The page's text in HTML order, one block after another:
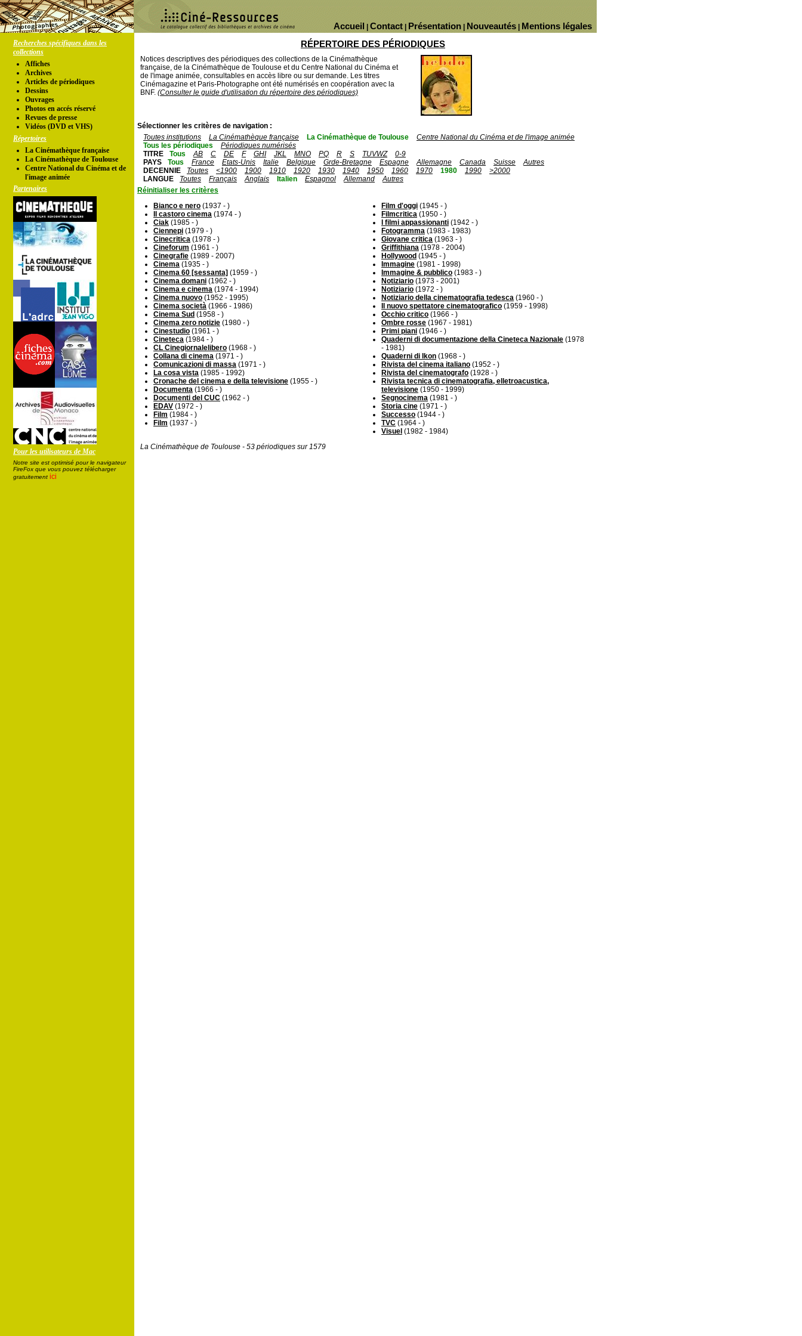
Mentions légales
Nouveautés
Présentation
Contact
Accueil
Recherches spécifiques dans les
collections
Affiches
Archives
Articles de périodiques
Dessins
Ouvrages
Photos en accés réservé
Revues de presse
Vidéos (DVD et VHS)
Répertoires
La Cinémathèque française
La Cinémathèque de Toulouse
Centre National du Cinéma et de
l'image animée
Partenaires
Pour les utilisateurs de Mac
Notre site est optimisé pour le navigateur
FireFox que vous pouvez télécharger
gratuitement ici
RÉPERTOIRE DES PÉRIODIQUES
Notices descriptives des périodiques des collections de la Cinémathèque
française, de la Cinémathèque de Toulouse et du Centre National du Cinéma et
de l'image animée, consultables en accès libre ou sur demande. Les titres
Cinémagazine et Paris-Photographe ont été numérisés en coopération avec la
BNF. (Consulter le guide d'utilisation du répertoire des périodiques)
Sélectionner les critères de navigation :
Toutes institutions
La Cinémathèque française La Cinémathèque de Toulouse
Centre National du Cinéma et de l'image animée
Tous les périodiques
Périodiques numérisés
TITRE
Tous AB C DE F GHI JKL MNO PQ R S TUVWZ
0-9
PAYS
Tous France Etats-Unis Italie Belgique Grde-Bretagne Espagne Allemagne Canada Suisse
Autres
DECENNIE
Toutes <1900 1900 1910 1920 1930 1940 1950 1960 1970 1980 1990
>2000
LANGUE
Toutes Français Anglais Italien Espagnol Allemand
Autres
Réinitialiser les critères
Bianco e nero (1937 - )
Il castoro cinema (1974 - )
Ciak (1985 - )
Ciennepi (1979 - )
Cinecritica (1978 - )
Cineforum (1961 - )
Cinegrafie (1989 - 2007)
Cinema (1935 - )
Cinema 60 [sessanta] (1959 - )
Cinema domani (1962 - )
Cinema e cinema (1974 - 1994)
Cinema nuovo (1952 - 1995)
Cinema società (1966 - 1986)
Cinema Sud (1958 - )
Cinema zero notizie (1980 - )
Cinestudio (1961 - )
Cineteca (1984 - )
CL Cinegiornalelibero (1968 - )
Collana di cinema (1971 - )
Comunicazioni di massa (1971 - )
La cosa vista (1985 - 1992)
Cronache del cinema e della televisione (1955 - )
Documenta (1966 - )
Documenti del CUC (1962 - )
EDAV (1972 - )
Film (1984 - )
Film (1937 - )
Film d'oggi (1945 - )
Filmcritica (1950 - )
I filmi appassionanti (1942 - )
Fotogramma (1983 - 1983)
Giovane critica (1963 - )
Griffithiana (1978 - 2004)
Hollywood (1945 - )
Immagine (1981 - 1998)
Immagine & pubblico (1983 - )
Notiziario (1973 - 2001)
Notiziario (1972 - )
Notiziario della cinematografia tedesca (1960 - )
Il nuovo spettatore cinematografico (1959 - 1998)
Occhio critico (1966 - )
Ombre rosse (1967 - 1981)
Primi piani (1946 - )
Quaderni di documentazione della Cineteca Nazionale (1978
- 1981)
Quaderni di Ikon (1968 - )
Rivista del cinema italiano (1952 - )
Rivista del cinematografo (1928 - )
Rivista tecnica di cinematografia, elletroacustica,
televisione (1950 - 1999)
Segnocinema (1981 - )
Storia cine (1971 - )
Successo (1944 - )
TVC (1964 - )
Visuel (1982 - 1984)
La Cinémathèque de Toulouse - 53 périodiques sur 1579